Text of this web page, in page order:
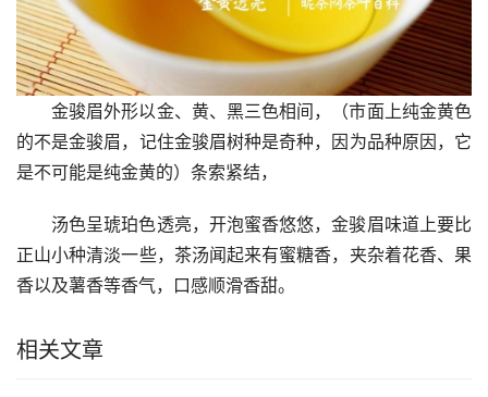
金骏眉外形以金、黄、黑三色相间，（市面上纯金黄色
的不是金骏眉，记住金骏眉树种是奇种，因为品种原因，它
是不可能是纯金黄的）条索紧结，
汤色呈琥珀色透亮，开泡蜜香悠悠，金骏眉味道上要比
正山小种清淡一些，茶汤闻起来有蜜糖香，夹杂着花香、果
香以及薯香等香气，口感顺滑香甜。
相关文章